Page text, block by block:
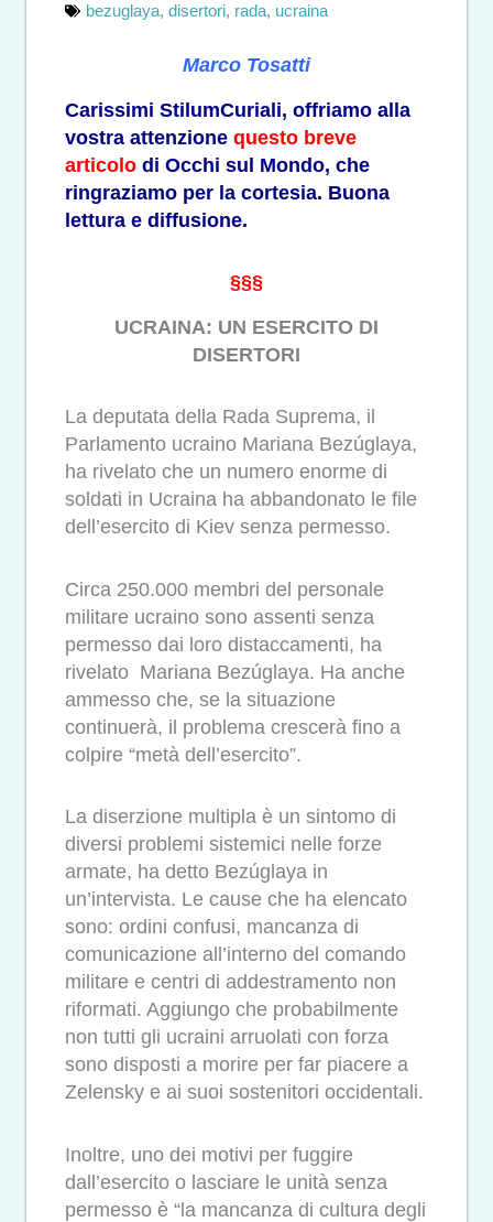
bezuglaya, disertori, rada, ucraina
Marco Tosatti
Carissimi StilumCuriali, offriamo alla
vostra attenzione questo breve
articolo di Occhi sul Mondo, che
ringraziamo per la cortesia. Buona
lettura e diffusione.
§§§
UCRAINA: UN ESERCITO DI
DISERTORI
La deputata della Rada Suprema, il
Parlamento ucraino Mariana Bezúglaya,
ha rivelato che un numero enorme di
soldati in Ucraina ha abbandonato le file
dell’esercito di Kiev senza permesso.
Circa 250.000 membri del personale
militare ucraino sono assenti senza
permesso dai loro distaccamenti, ha
rivelato Mariana Bezúglaya. Ha anche
ammesso che, se la situazione
continuerà, il problema crescerà fino a
colpire “metà dell’esercito”.
La diserzione multipla è un sintomo di
diversi problemi sistemici nelle forze
armate, ha detto Bezúglaya in
un’intervista. Le cause che ha elencato
sono: ordini confusi, mancanza di
comunicazione all’interno del comando
militare e centri di addestramento non
riformati. Aggiungo che probabilmente
non tutti gli ucraini arruolati con forza
sono disposti a morire per far piacere a
Zelensky e ai suoi sostenitori occidentali.
Inoltre, uno dei motivi per fuggire
dall’esercito o lasciare le unità senza
permesso è “la mancanza di cultura degli